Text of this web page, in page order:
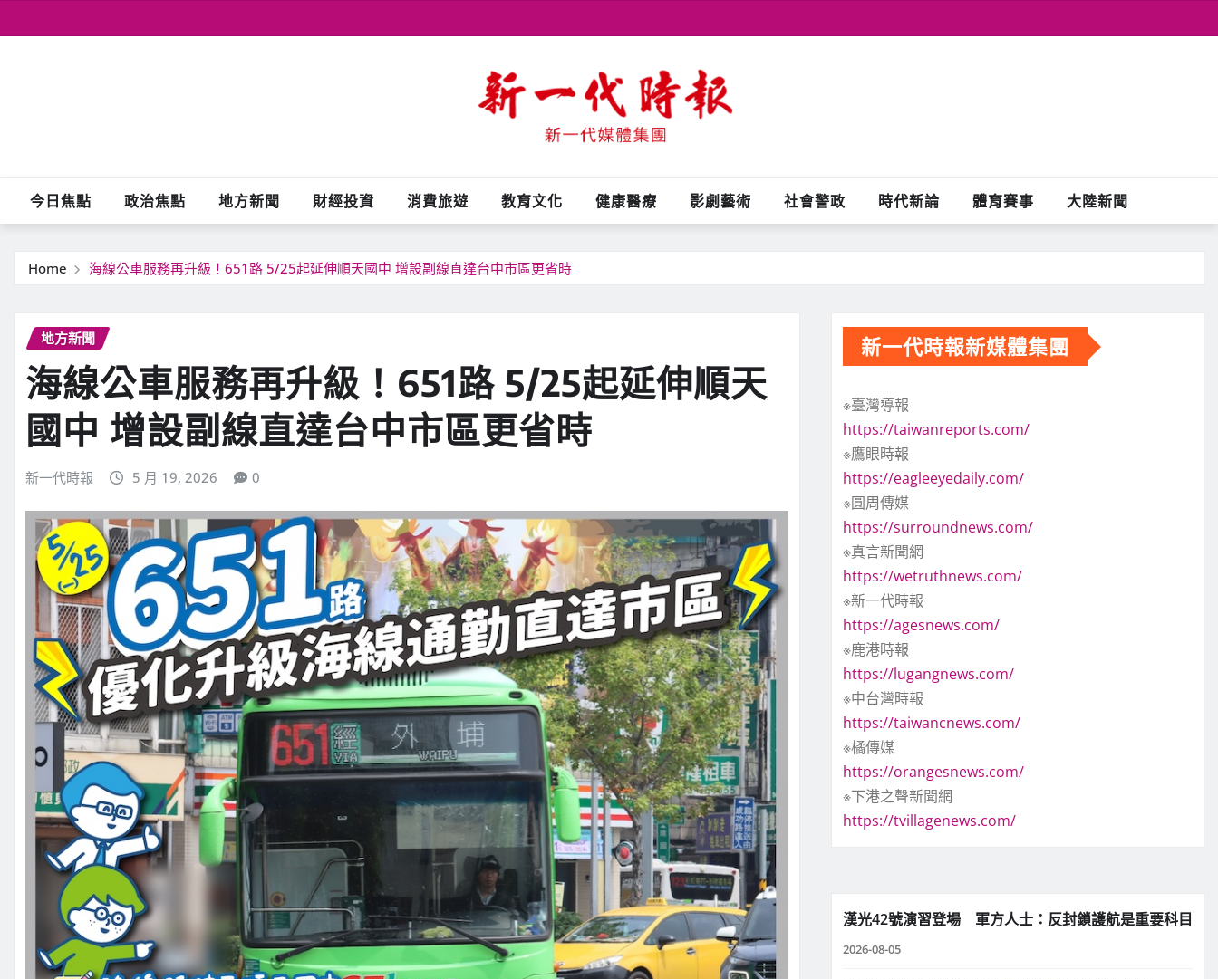
to
今日焦點 政治焦點 地方新聞 財經投資 消費旅遊 教育文化 健康醫療 影劇藝術 社會警政 時代新論 體育賽事 大陸新聞
Home 海線公車服務再升級！651路 5/25起延伸順天國中 增設副線直達台中市區更省時
地方新聞
海線公車服務再升級！651路 5/25起延伸順天
國中 增設副線直達台中市區更省時
新一代時報 5 月 19, 2026 0
新一代時報新媒體集團
※臺灣導報
https://taiwanreports.com/
※鷹眼時報
https://eagleeyedaily.com/
※圓周傳媒
https://surroundnews.com/
※真言新聞網
https://wetruthnews.com/
※新一代時報
https://agesnews.com/
※鹿港時報
https://lugangnews.com/
※中台灣時報
https://taiwancnews.com/
※橘傳媒
https://orangesnews.com/
※下港之聲新聞網
https://tvillagenews.com/
漢光42號演習登場 軍方人士：反封鎖護航是重要科目
2026-08-05